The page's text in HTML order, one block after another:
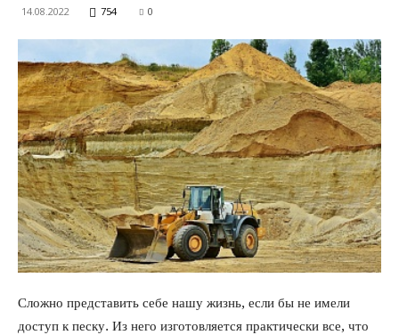
14.08.2022 754 0
Сложно представить себе нашу жизнь, если бы не имели
доступ к песку. Из него изготовляется практически все, что